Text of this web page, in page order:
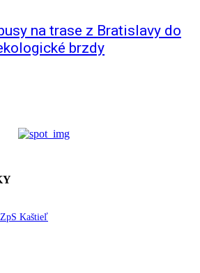
na trase z Bratislavy do
brzdy
Kaštieľ